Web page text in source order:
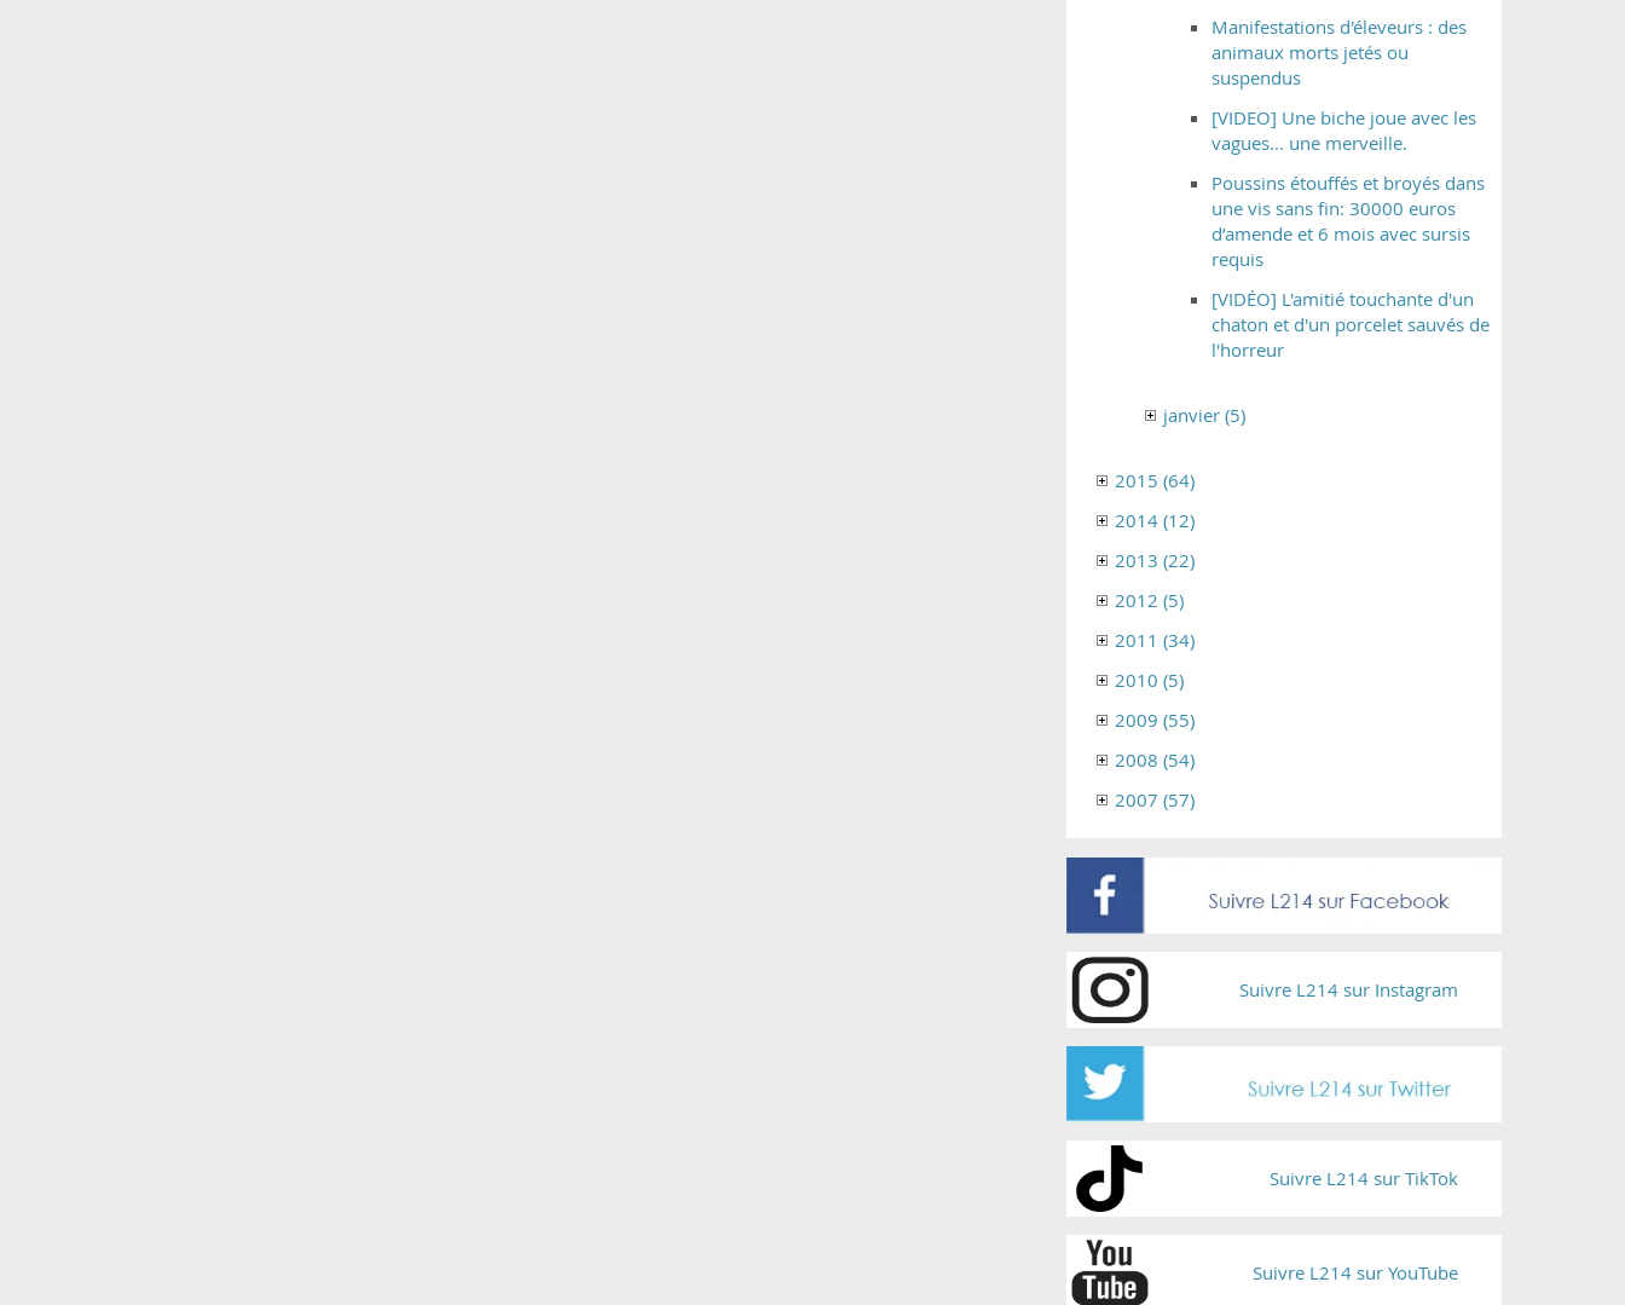
Manifestations d'éleveurs : des
animaux morts jetés ou
suspendus
[VIDEO] Une biche joue avec les
vagues... une merveille.
Poussins étouffés et broyés dans
une vis sans fin: 30000 euros
d’amende et 6 mois avec sursis
requis
[VIDÉO] L'amitié touchante d'un
chaton et d'un porcelet sauvés de
l'horreur
janvier (5)
2015 (64)
2014 (12)
2013 (22)
2012 (5)
2011 (34)
2010 (5)
2009 (55)
2008 (54)
2007 (57)
Suivre L214 sur Instagram
Suivre L214 sur TikTok
Suivre L214 sur YouTube